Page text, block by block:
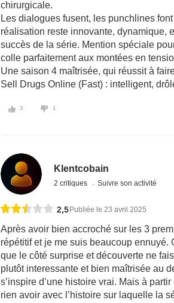
chirurgicale.
Les dialogues fusent, les punchlines
réalisation reste innovante, dynamique,
succès de la série. Mention spéciale
colle parfaitement aux montées en
Une saison 4 maîtrisée, qui réussit à
Sell Drugs Online (Fast) : intelligent,
3 1
Klentcobain
2 critiques Suivre son activité
2,5Publiée le 23 avril 2025
Après avoir bien accroché sur les 3
répétitif et je me suis beaucoup ennuyé.
que le côté surprise et découverte ne
plutôt interessante et bien maîtrisée au
s’inspire d’une histoire vrai. Mais à
rien avoir avec l’histoire sur laquelle la